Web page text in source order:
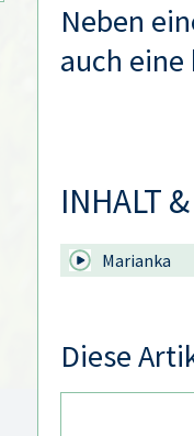
Neben
auch
INHALT
Marianka
Diese